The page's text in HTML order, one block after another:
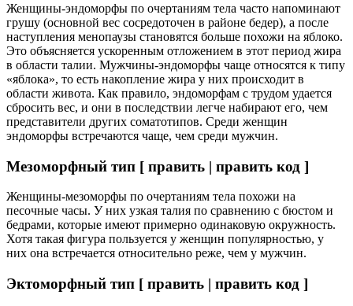
Женщины-эндоморфы по очертаниям тела часто напоминают
грушу (основной вес сосредоточен в районе бедер), а после
наступления менопаузы становятся больше похожи на яблоко.
Это объясняется ускоренным отложением в этот период жира
в области талии. Мужчины-эндоморфы чаще относятся к типу
«яблока», то есть накопление жира у них происходит в
области живота. Как правило, эндоморфам с трудом удается
сбросить вес, и они в последствии легче набирают его, чем
представители других соматотипов. Среди женщин
эндоморфы встречаются чаще, чем среди мужчин.
Мезоморфный тип [ править | править код ]
Женщины-мезоморфы по очертаниям тела похожи на
песочные часы. У них узкая талия по сравнению с бюстом и
бедрами, которые имеют примерно одинаковую окружность.
Хотя такая фигура пользуется у женщин популярностью, у
них она встречается относительно реже, чем у мужчин.
Эктоморфный тип [ править | править код ]